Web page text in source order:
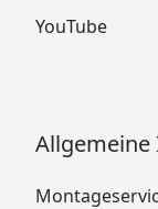
YouTube